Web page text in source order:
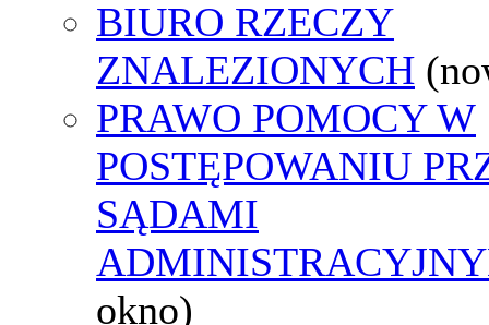
BIURO RZECZY
ZNALEZIONYCH
PRAWO POMOCY W
POSTĘPOWANIU
SĄDAMI
okno)